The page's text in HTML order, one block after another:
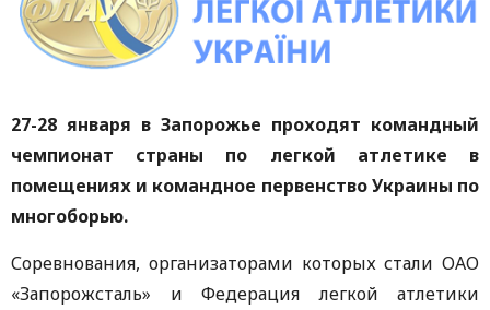
27-28 января в Запорожье проходят командный
чемпионат страны по легкой атлетике в
помещениях и командное первенство Украины по
многоборью.
Соревнования, организаторами которых стали ОАО
«Запорожсталь» и Федерация легкой атлетики